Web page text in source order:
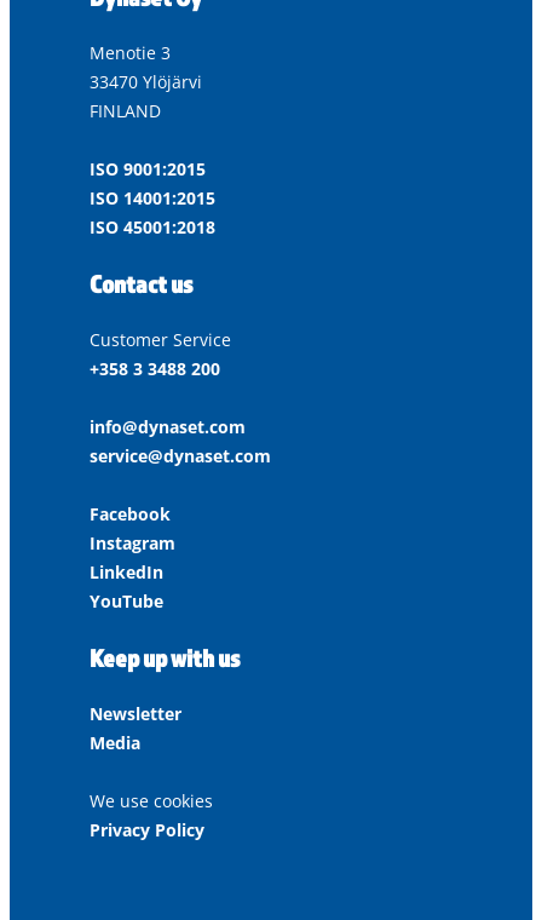
Menotie 3
33470 Ylöjärvi
FINLAND
ISO 9001:2015
ISO 14001:2015
ISO 45001:2018
Contact us
Customer Service
+358 3 3488 200
info@dynaset.com
service@dynaset.com
Facebook
Instagram
LinkedIn
YouTube
Keep up with us
Newsletter
Media
We use cookies
Privacy Policy